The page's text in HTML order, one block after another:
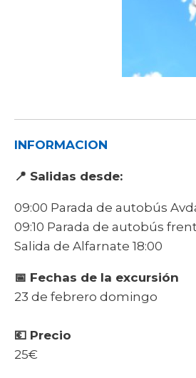
INFORMACION
📍 Salidas desde:
09:00 Parada de autobús
09:10 Parada de autobús
Salida de Alfarnate 18:00
📅 Fechas de la excursión
23 de febrero domingo
💶 Precio
25€